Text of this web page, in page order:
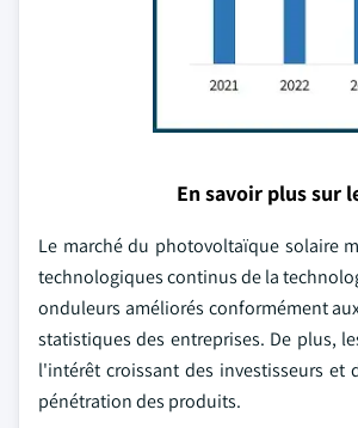
En savoir plus sur
Le marché du photovoltaïque solaire
technologiques continus de la
onduleurs améliorés conformément
statistiques des entreprises. De plus,
l'intérêt croissant des investisseurs et
pénétration des produits.